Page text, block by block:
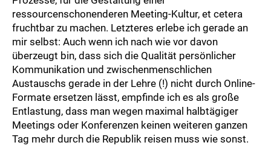
ressourcenschonenderen Meeting-Kultur, et cetera
fruchtbar zu machen. Letzteres erlebe ich gerade an
mir selbst: Auch wenn ich nach wie vor davon
überzeugt bin, dass sich die Qualität persönlicher
Kommunikation und zwischenmenschlichen
Austauschs gerade in der Lehre (!) nicht durch Online-
Formate ersetzen lässt, empfinde ich es als große
Entlastung, dass man wegen maximal halbtägiger
Meetings oder Konferenzen keinen weiteren ganzen
Tag mehr durch die Republik reisen muss wie sonst.